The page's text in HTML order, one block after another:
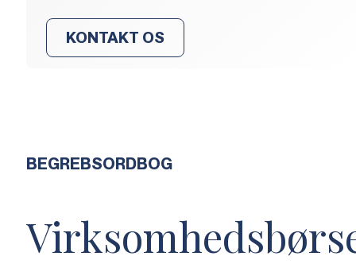
KONTAKT OS
BEGREBSORDBOG